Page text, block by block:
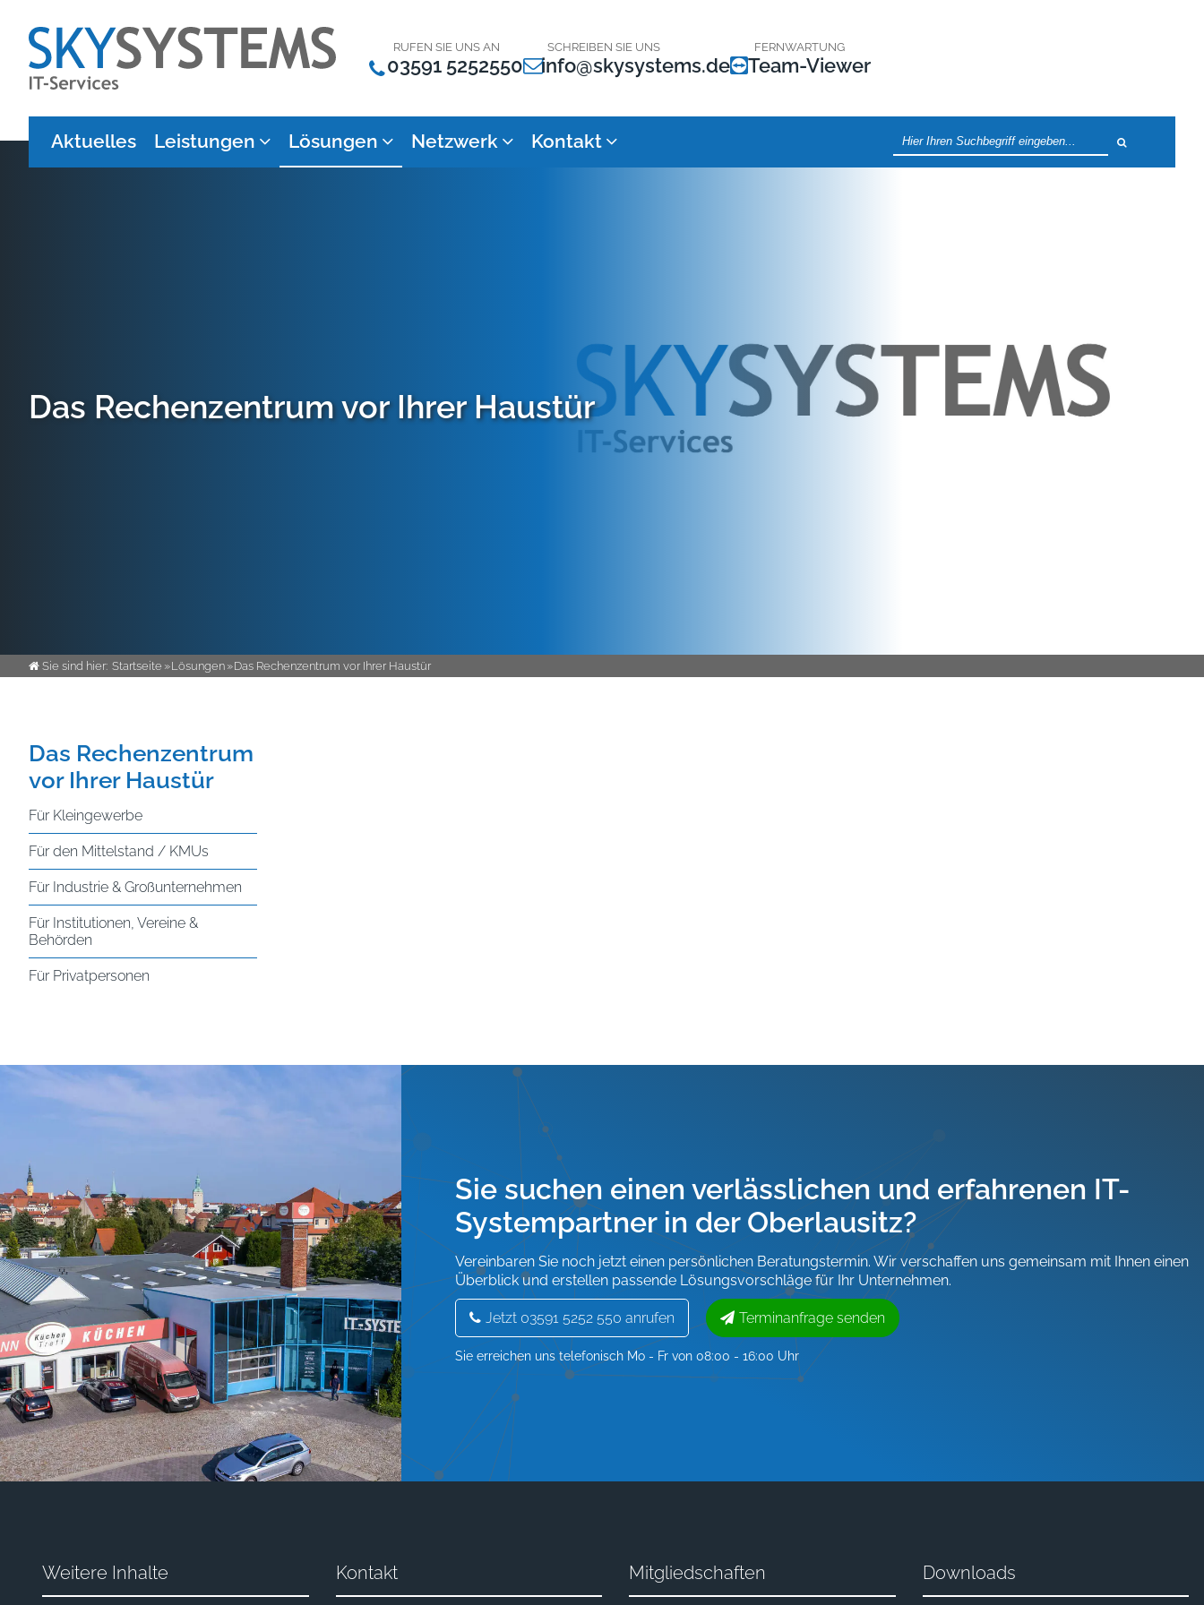
RUFEN SIE UNS AN
03591 5252550
SCHREIBEN SIE UNS
info@skysystems.de
FERNWARTUNG
Team-Viewer
Aktuelles Leistungen Lösungen Netzwerk Kontakt
Suche
Das Rechenzentrum vor Ihrer Haustür
Sie sind hier: Startseite »Lösungen »Das Rechenzentrum vor Ihrer Haustür
Das Rechenzentrum
vor Ihrer Haustür
Für Kleingewerbe
Für den Mittelstand / KMUs
Für Industrie & Großunternehmen
Für Institutionen, Vereine &
Behörden
Für Privatpersonen
Sie suchen einen verlässlichen und erfahrenen IT-
Systempartner in der Oberlausitz?
Vereinbaren Sie noch jetzt einen persönlichen Beratungstermin. Wir verschaffen uns gemeinsam mit Ihnen einen
Überblick und erstellen passende Lösungsvorschläge für Ihr Unternehmen.
Jetzt 03591 5252 550 anrufen Terminanfrage senden
Sie erreichen uns telefonisch Mo - Fr von 08:00 - 16:00 Uhr
Weitere Inhalte Kontakt Mitgliedschaften Downloads